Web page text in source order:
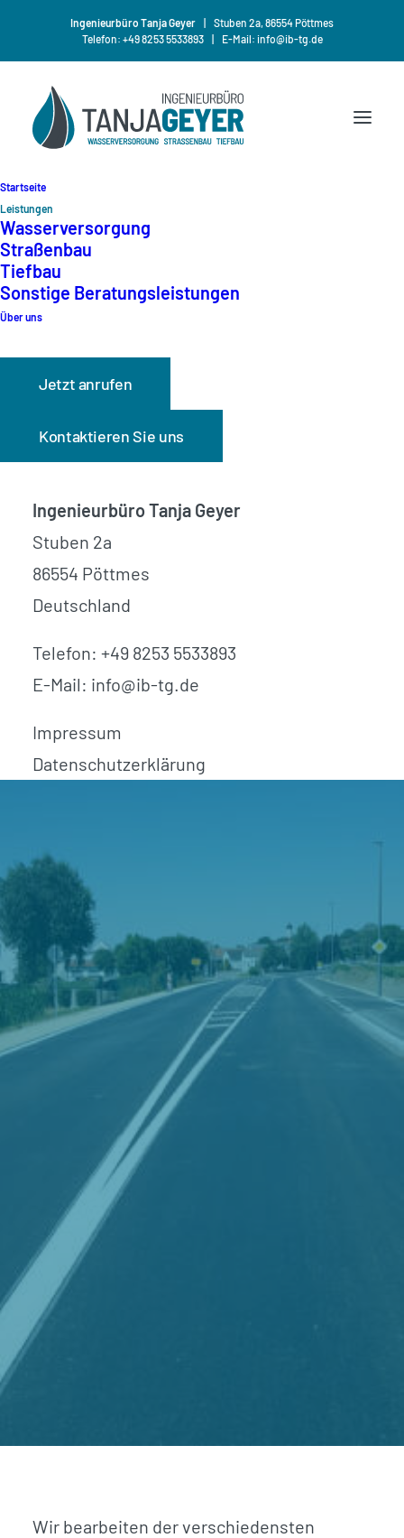
Ingenieurbüro Tanja Geyer
Stuben 2a, 86554 Pöttmes
Telefon: +49 8253 5533893
E-Mail: info@ib-tg.de
Startseite
Leistungen
Wasserversorgung
Straßenbau
Tiefbau
Sonstige Beratungsleistungen
Über uns
Jetzt anrufen
Kontaktieren Sie uns
Ingenieurbüro Tanja Geyer
Stuben 2a
86554 Pöttmes
Deutschland
Telefon: +49 8253 5533893
E-Mail: info@ib-tg.de
Impressum
Datenschutzerklärung
UnsereLeistungen
Unser Ziel ist es, unsere Leistungen
mit höchstmöglicher Qualität zu
erbringen.
umfangreiche, bedarfsgerechte
projektspezifische Lösungen
effizient umgesetzt.
Wir bearbeiten der verschiedensten